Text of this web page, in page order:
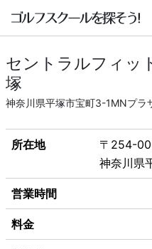
セントラルフィッ
塚
神奈川県平塚市宝町3-1MNプラ
所在地
〒254-
神奈川県
営業時間
料金